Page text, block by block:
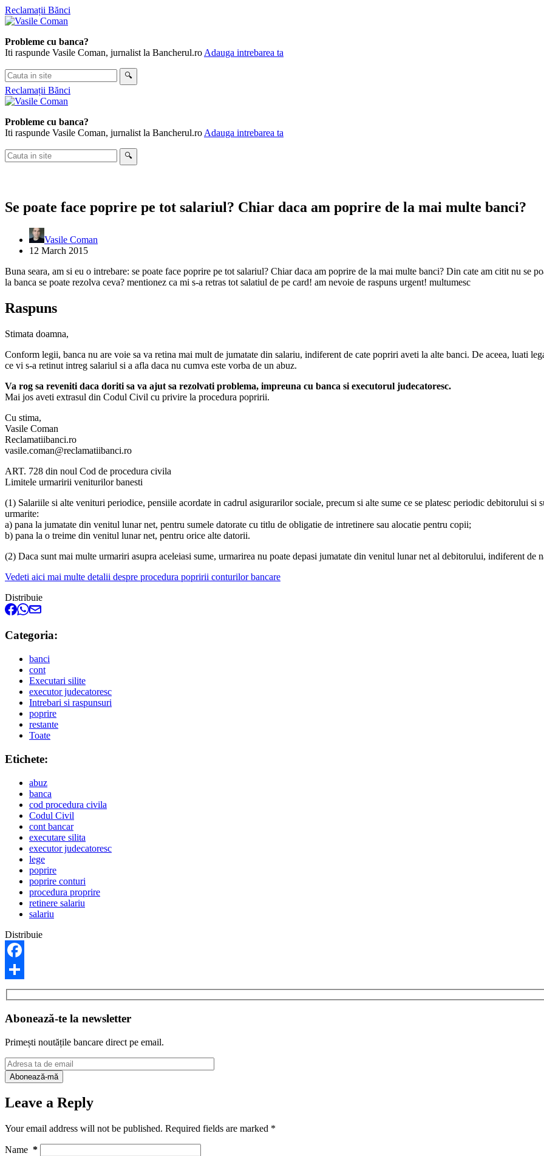
Skip
to
Reclamații Bănci
Probleme cu banca?
Iti raspunde Vasile Coman, jurnalist la Bancherul.ro Adauga intrebarea ta
Cauta
in
site
🔍
Reclamații Bănci
Probleme cu banca?
Iti raspunde Vasile Coman, jurnalist la Bancherul.ro Adauga intrebarea ta
Cauta
in
🔍
Se poate face poprire pe tot salariul? Chiar daca am poprire de la mai multe banci?
Vasile Coman
12 March 2015
Buna seara, am si eu o intrebare: se poate face poprire pe tot salariul? Chiar daca am poprire de la mai multe banci? Din cate am citit nu se
la banca se poate rezolva ceva? mentionez ca mi s-a retras tot salatiul de pe card! am nevoie de raspuns urgent! multumesc
Raspuns
Stimata doamna,
Conform legii, banca nu are voie sa va retina mai mult de jumatate din salariu, indiferent de cate popriri aveti la alte banci. De aceea, luati
ce vi s-a retinut intreg salariul si a afla daca nu cumva este vorba de un abuz.
Va rog sa reveniti daca doriti sa va ajut sa rezolvati problema, impreuna cu banca si executorul judecatoresc.
Mai jos aveti extrasul din Codul Civil cu privire la procedura popririi.
Cu stima,
Vasile Coman
Reclamatiibanci.ro
vasile.coman@reclamatiibanci.ro
ART. 728 din noul Cod de procedura civila
Limitele urmaririi veniturilor banesti
(1) Salariile si alte venituri periodice, pensiile acordate in cadrul asigurarilor sociale, precum si alte sume ce se platesc periodic debitorului si
urmarite:
a) pana la jumatate din venitul lunar net, pentru sumele datorate cu titlu de obligatie de intretinere sau alocatie pentru copii;
b) pana la o treime din venitul lunar net, pentru orice alte datorii.
(2) Daca sunt mai multe urmariri asupra aceleiasi sume, urmarirea nu poate depasi jumatate din venitul lunar net al debitorului, indiferent de
Vedeti aici mai multe detalii despre procedura popririi conturilor bancare
Distribuie
Categoria:
banci
cont
Executari silite
executor judecatoresc
Intrebari si raspunsuri
poprire
restante
Toate
Etichete:
abuz
banca
cod procedura civila
Codul Civil
cont bancar
executare silita
executor judecatoresc
lege
poprire
poprire conturi
procedura proprire
retinere salariu
salariu
Distribuie
Facebook
Share
Abonează-te la newsletter
Primești noutățile bancare direct pe email.
Leave a Reply
Your email address will not be published. Required fields are marked *
Name *